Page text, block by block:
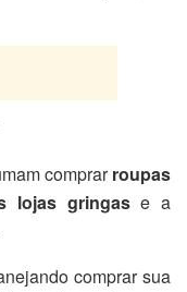
comprarroupas
lojas gringase a
comprar sua